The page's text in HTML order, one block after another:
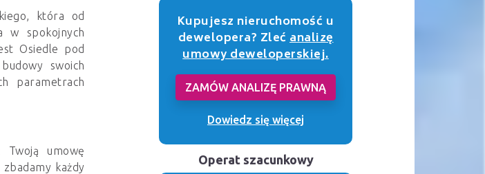
która od
w spokojnych
Osiedle pod
swoich
parametrach
umowę
każdy
Kupujesz nieruchomość u
dewelopera? Zlećanalizę
umowy deweloperskiej.
ZAMÓW ANALIZĘ PRAWNĄ
Dowiedz się więcej
Operat szacunkowy